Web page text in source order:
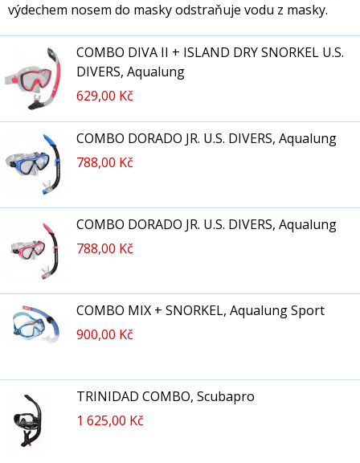
výdechem nosem do masky odstraňuje vodu z masky.
COMBO DIVA II + ISLAND DRY SNORKEL U.S.
DIVERS, Aqualung
629,00 Kč
COMBO DORADO JR. U.S. DIVERS, Aqualung
788,00 Kč
COMBO DORADO JR. U.S. DIVERS, Aqualung
788,00 Kč
COMBO MIX + SNORKEL, Aqualung Sport
900,00 Kč
TRINIDAD COMBO, Scubapro
1 625,00 Kč